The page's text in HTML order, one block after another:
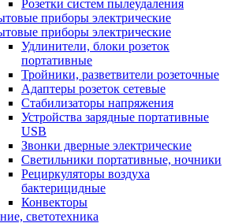
Розетки систем пылеудаления
приборы электрические
приборы электрические
Удлинители, блоки розеток
портативные
Тройники, разветвители розеточные
Адаптеры розеток сетевые
Стабилизаторы напряжения
Устройства зарядные портативные
USB
Звонки дверные электрические
Светильники портативные, ночники
Рециркуляторы воздуха
бактерицидные
Конвекторы
светотехника